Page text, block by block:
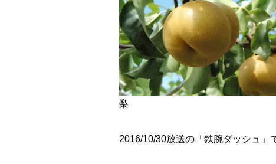
梨
2016/10/30放送の「鉄腕ダッシュ」